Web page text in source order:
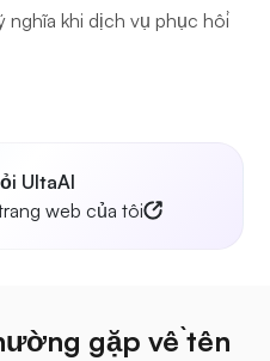
nghĩa khi dịch vụ phục hồi
UltaAI
web của tôi
gặp về tên